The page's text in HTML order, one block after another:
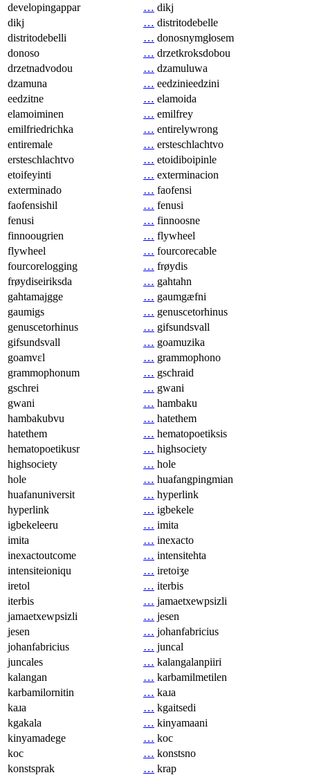
developingappar
… dikj
dikj
… distritodebelle
distritodebelli
… donosnymgłosem
donoso
… drzetkroksdobou
drzetnadvodou
… dzamuluwa
dzamuna
… eedzinieedzini
eedzitne
… elamoida
elamoiminen
… emilfrey
emilfriedrichka
… entirelywrong
entiremale
… ersteschlachtvo
ersteschlachtvo
… etoidiboipinle
etoifeyinti
… exterminacion
exterminado
… faofensi
faofensishil
… fenusi
fenusi
… finnoosne
finnoougrien
… flywheel
flywheel
… fourcorecable
fourcorelogging
… frøydis
frøydiseiriksda
… gahtahn
gahtamajgge
… gaumgæfni
gaumigs
… genuscetorhinus
genuscetorhinus
… gifsundsvall
gifsundsvall
… goamuzika
goamvɛl
… grammophono
grammophonum
… gschraid
gschrei
… gwani
gwani
… hambaku
hambakubvu
… hatethem
hatethem
… hematopoetiksis
hematopoetikusr
… highsociety
highsociety
… hole
hole
… huafangpingmian
huafanuniversit
… hyperlink
hyperlink
… igbekele
igbekeleeru
… imita
imita
… inexacto
inexactoutcome
… intensitehta
intensiteioniqu
… iretoiʒe
iretol
… iterbis
iterbis
… jamaetxewpsizli
jamaetxewpsizli
… jesen
jesen
… johanfabricius
johanfabricius
… juncal
juncales
… kalangalanpiiri
kalangan
… karbamilmetilen
karbamilornitin
… kaɹa
kaɹa
… kgaitsedi
kgakala
… kinyamaani
kinyamadege
… koc
koc
… konstsno
konstsprak
… krap